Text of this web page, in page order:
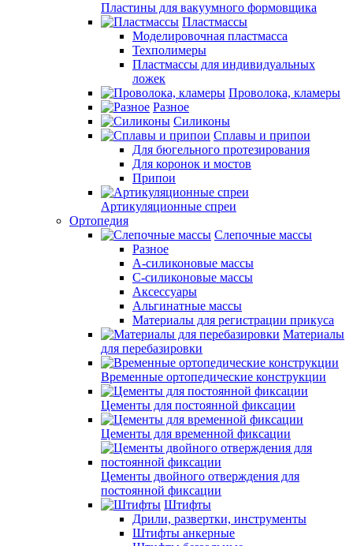
Пластины для вакуумного формовщика
Пластмассы
Моделировочная пластмасса
Техполимеры
Пластмассы для индивидуальных
ложек
Проволока, кламеры
Разное
Силиконы
Сплавы и припои
Для бюгельного протезирования
Для коронок и мостов
Припои
Артикуляционные спреи
Ортопедия
Слепочные массы
Разное
А-силиконовые массы
С-силиконовые массы
Аксессуары
Альгинатные массы
Материалы для регистрации прикуса
Материалы
для перебазировки
Временные ортопедические конструкции
Цементы для постоянной фиксации
Цементы для временной фиксации
Цементы двойного отверждения для
постоянной фиксации
Штифты
Дрили, развертки, инструменты
Штифты анкерные